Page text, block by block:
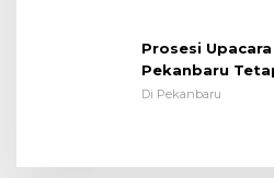
Prosesi
Pekanbaru
Dalam Ruangan
Di Pekanbaru